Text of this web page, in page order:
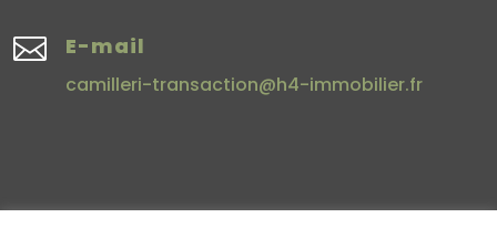
 E-mail
camilleri-transaction@h4-immobilier.fr